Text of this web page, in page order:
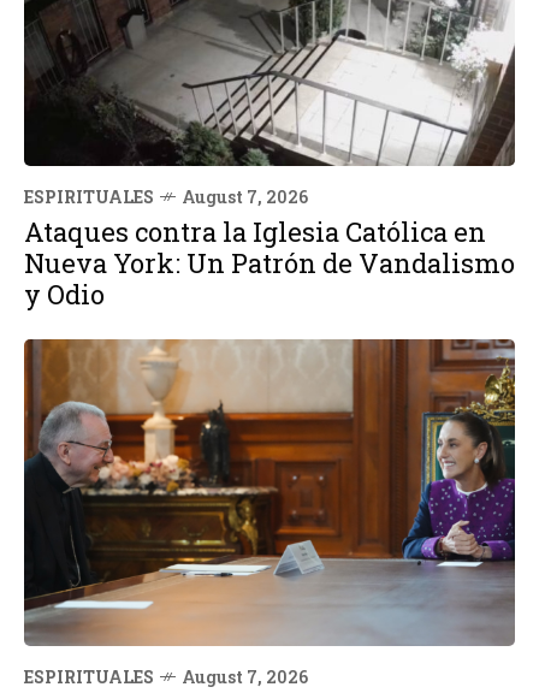
ESPIRITUALES August 7, 2026
Ataques contra la Iglesia Católica en
Nueva York: Un Patrón de Vandalismo
y Odio
ESPIRITUALES August 7, 2026